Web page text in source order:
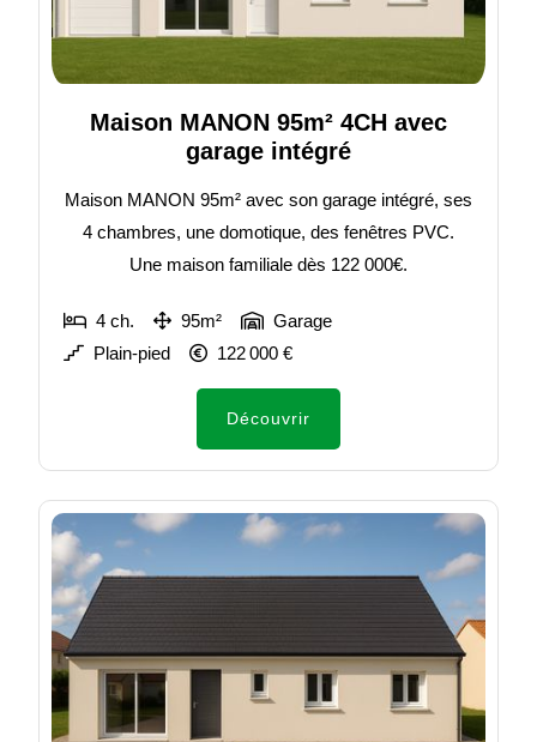
Maison MANON 95m² 4CH avec
garage intégré
Maison MANON 95m² avec son garage intégré, ses
4 chambres, une domotique, des fenêtres PVC.
Une maison familiale dès 122 000€.
4 ch. 95m²
Garage
Plain-pied
122 000 €
Découvrir